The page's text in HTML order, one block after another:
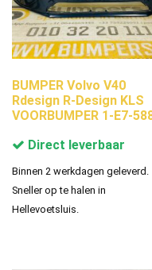
BUMPER Volvo V40
Rdesign R-Design KLS
VOORBUMPER 1-E7-
Direct leverbaar
Binnen 2 werkdagen geleverd.
Sneller op te halen in
Hellevoetsluis.